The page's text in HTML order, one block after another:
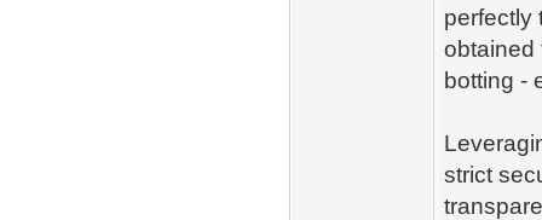
perfectly
obtained
botting -
strict